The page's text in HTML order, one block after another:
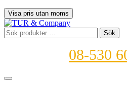
Sök
efter:
Sök
08-530